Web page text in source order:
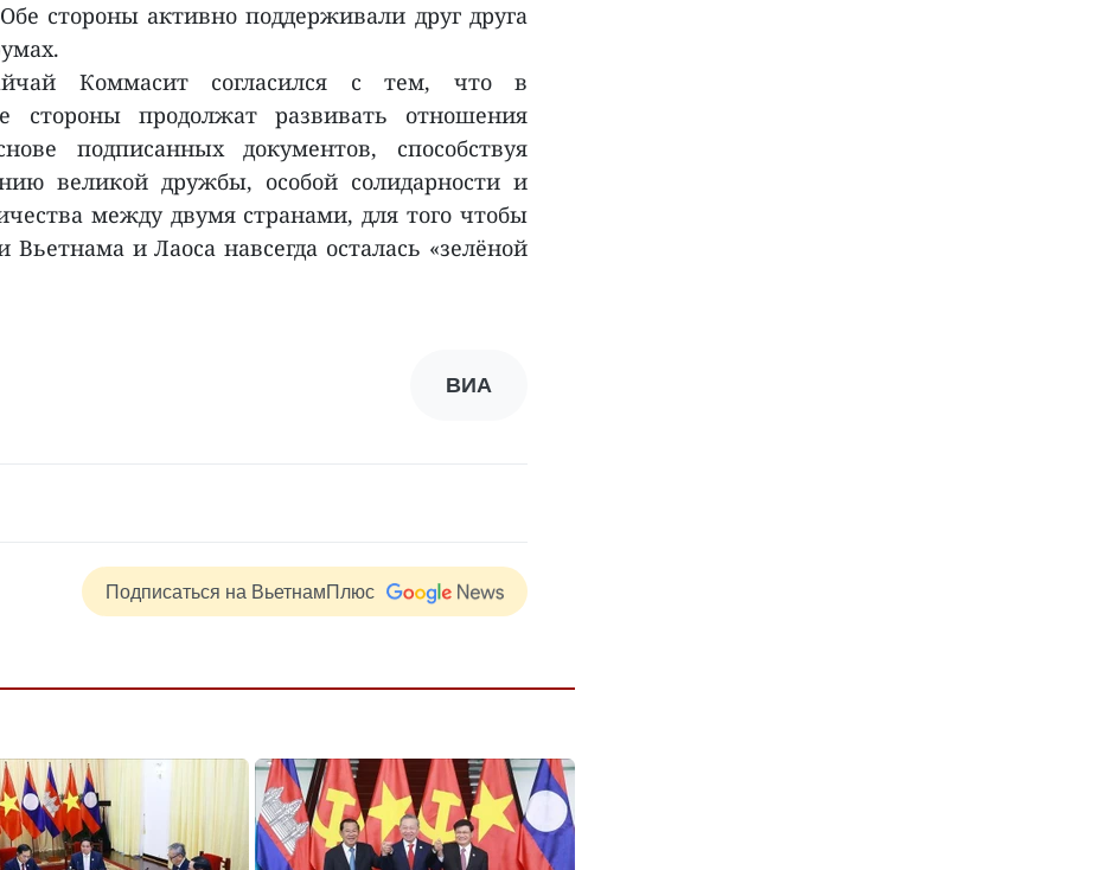
стороны активно поддерживали друг друга
Коммасит согласился с тем, что в
стороны продолжат развивать отношения
подписанных документов, способствуя
великой дружбы, особой солидарности и
между двумя странами, для того чтобы
и Лаоса навсегда осталась «зелёной
ВИА
Подписаться на ВьетнамПлюс